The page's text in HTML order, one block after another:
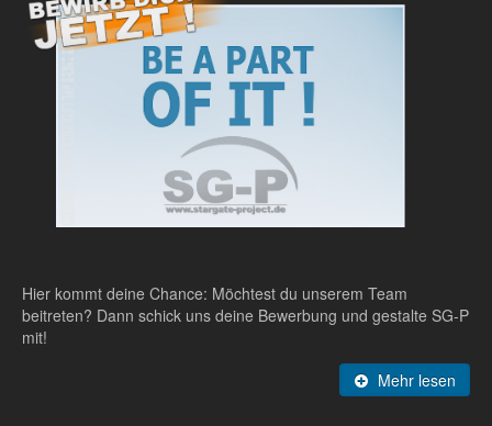
Hier kommt deine Chance: Möchtest du unserem Team
beitreten? Dann schick uns deine Bewerbung und gestalte SG-P
mit!
Mehr lesen